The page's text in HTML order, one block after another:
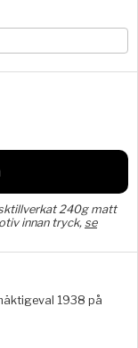
240g matt
innan tryck, se
1938 på